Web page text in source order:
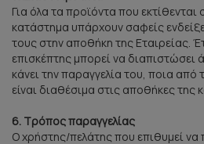
Για όλα τα προϊόντα που
κατάστημα υπάρχουν σαφείς
τους στην αποθήκη της Εταιρείας.
επισκέπτης μπορεί να διαπιστώσει
κάνει την παραγγελία του, ποια από
είναι διαθέσιμα στις αποθήκες της
6. Τρόπος παραγγελίας
Ο χρήστης/πελάτης που επιθυμεί να